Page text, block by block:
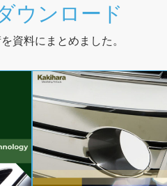
ウンロード
資料にまとめました。